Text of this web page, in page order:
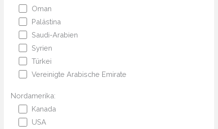
Oman
Palästina
Saudi-Arabien
Syrien
Türkei
Vereinigte Arabische Emirate
Nordamerika:
Kanada
USA